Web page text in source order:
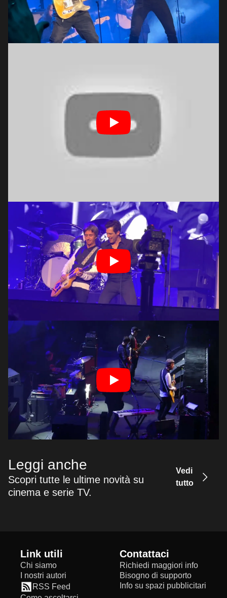
Leggi anche
Scopri tutte le ultime novità su
cinema e serie TV.
Vedi
tutto
Link utili
Chi siamo
I nostri autori
RSS Feed
Contattaci
Richiedi maggiori info
Bisogno di supporto
Info su spazi pubblicitari